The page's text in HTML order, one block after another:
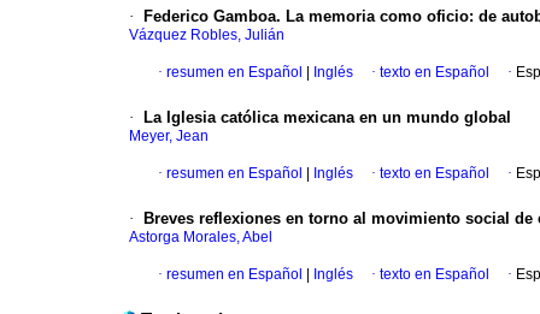
· Federico Gamboa. La memoria como oficio: de
Vázquez Robles, Julián
· resumen en Español Inglés · texto en Español ·
· La Iglesia católica mexicana en un mundo global
Meyer, Jean
· resumen en Español Inglés · texto en Español ·
· Breves reflexiones en torno al movimiento social
Astorga Morales, Abel
· resumen en Español Inglés · texto en Español ·